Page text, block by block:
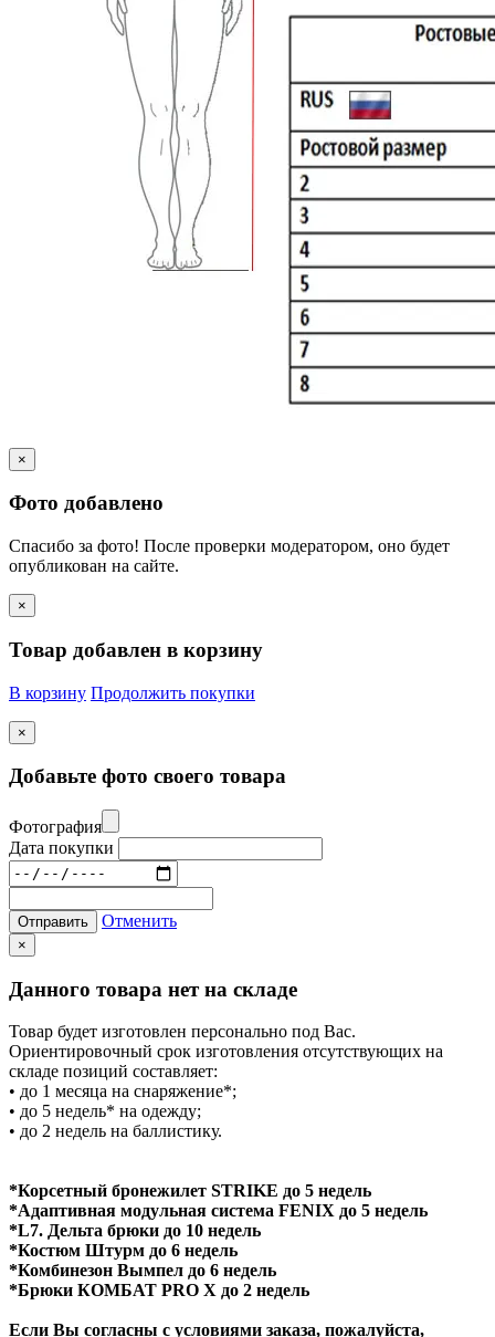
×
Фото добавлено
Спасибо за фото! После проверки модератором, оно будет
опубликован на сайте.
×
Товар добавлен в корзину
В корзину Продолжить покупки
×
Добавьте фото своего товара
Фотография
Дата покупки
Отправить Отменить
×
Данного товара нет на складе
Товар будет изготовлен персонально под Вас.
Ориентировочный срок изготовления отсутствующих на
складе позиций составляет:
• до 1 месяца на снаряжение*;
• до 5 недель* на одежду;
• до 2 недель на баллистику.
*Корсетный бронежилет STRIKE до 5 недель
*Адаптивная модульная система FENIX до 5 недель
*L7. Дельта брюки до 10 недель
*Костюм Штурм до 6 недель
*Комбинезон Вымпел до 6 недель
*Брюки КОМБАТ PRO X до 2 недель
Если Вы согласны с условиями заказа, пожалуйста,